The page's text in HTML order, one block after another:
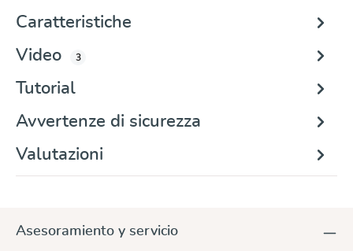
Caratteristiche
Video
3
Tutorial
Avvertenze di sicurezza
Valutazioni
Asesoramiento y servicio